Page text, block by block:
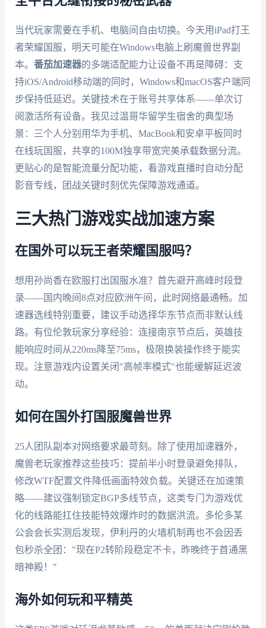
当代玩家需要在手机、电脑间自由切换。今天用iPad打王
者荣耀国服，明天可能在Windows电脑上刷魔兽世界副
本。 番茄加速器的多端适配能力让设备不再是障碍：支
持iOS/Android移动端的同时，Windows和macOS客户端同
步保持低延迟。关键技术在于账号共享体系——单次订
阅激活所有设备。我见过温哥华留学生宿舍的典型场
景：三个人分别用华为手机、MacBook和安卓平板同时
在线玩国服，共享的100M独享带宽完美承载数据分流。
更贴心的是智能流量分配功能，看游戏直播时自动分配
影音专线，团战关键时刻优先保障游戏通道。
三大热门游戏实战加速方案
在国外可以玩王者荣耀国服吗？
想用孙尚香在欧服打出国服水准？首先避开高峰时段登
录——国内晚间8点对应欧洲午间，此时网络最通畅。加
速器选线特别重要，建议手动选择华东节点而非默认线
路。有位伦敦玩家分享经验：连接南京节点后，英雄技
能响应时间从220ms降至75ms，极限换装操作终于能实
现。注意游戏内设置关闭"高帧率模式"也能缓解延迟波
动。
如何在国外打国服魔兽世界
25人团队副本对网络要求最苛刻。除了使用加速器外，
魔兽老玩家推荐这些技巧：提前半小时登录避免排队，
修改WTF配置文件降低画面特效负载。关键还在加速策
略——建议强制锁定BGP多线节点，这类专门为游戏优
化的线路能扛住技能特效爆炸时的数据洪流。多伦多某
公会会长实测后发现，伊利丹的火墙机制再也不会因丢
包秒杀全团："现在P2转阶段稳定不卡，昨晚终于首通黑
暗神殿！"
海外如何玩和平精英